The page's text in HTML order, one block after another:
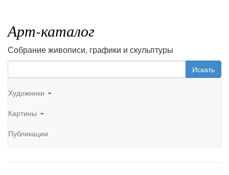
Арт-каталог
Собрание живописи, графики и скульптуры
Искать
Художники
Картины
Публикации